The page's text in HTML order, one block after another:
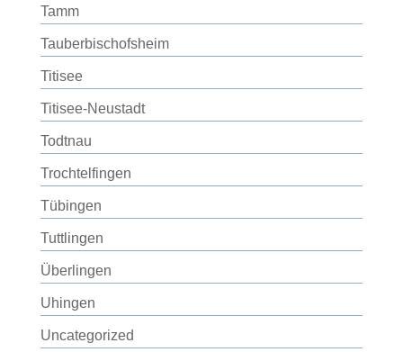
Tamm
Tauberbischofsheim
Titisee
Titisee-Neustadt
Todtnau
Trochtelfingen
Tübingen
Tuttlingen
Überlingen
Uhingen
Uncategorized